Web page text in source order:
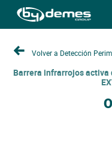
Volver a Detección
Barrera infrarrojos activa